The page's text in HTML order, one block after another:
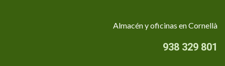
Almacén y oficinas en Cornellà
938 329 801